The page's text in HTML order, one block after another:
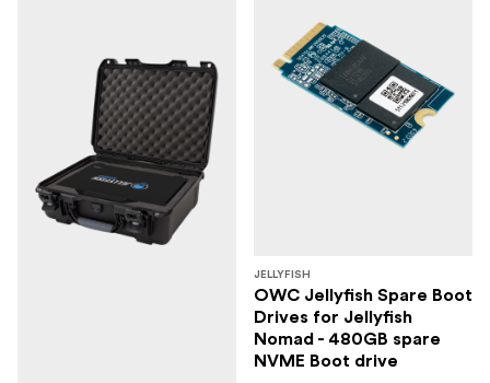
JELLYFISH
OWC Jellyfish Spare Boot
Drives for Jellyfish
Nomad - 480GB spare
NVME Boot drive